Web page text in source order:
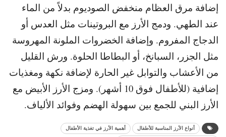
إضافة مرق العظام منخفض الصوديوم بدلاً من الماء
عند الطهي. ودمج الأرز مع البروتينات مثل العدس أو
الدجاج المفروم. وإضافة الخضروات الملونة المهروسة
مثل الجزر، السبانخ، أو البطاطا الحلوة. ورش القليل
من الأعشاب والتوابل غير الحارة لإضافة نكهة ومغذيات
إضافية (للأطفال فوق 10 أشهر). و
مزج الأرز الأبيض مع
الأرز البني للجمع بين سهولة الهضم وفوائد الألياف.
أنواع الأرز المناسبة للأطفال أهمية الأرز في تغذية الأطفال